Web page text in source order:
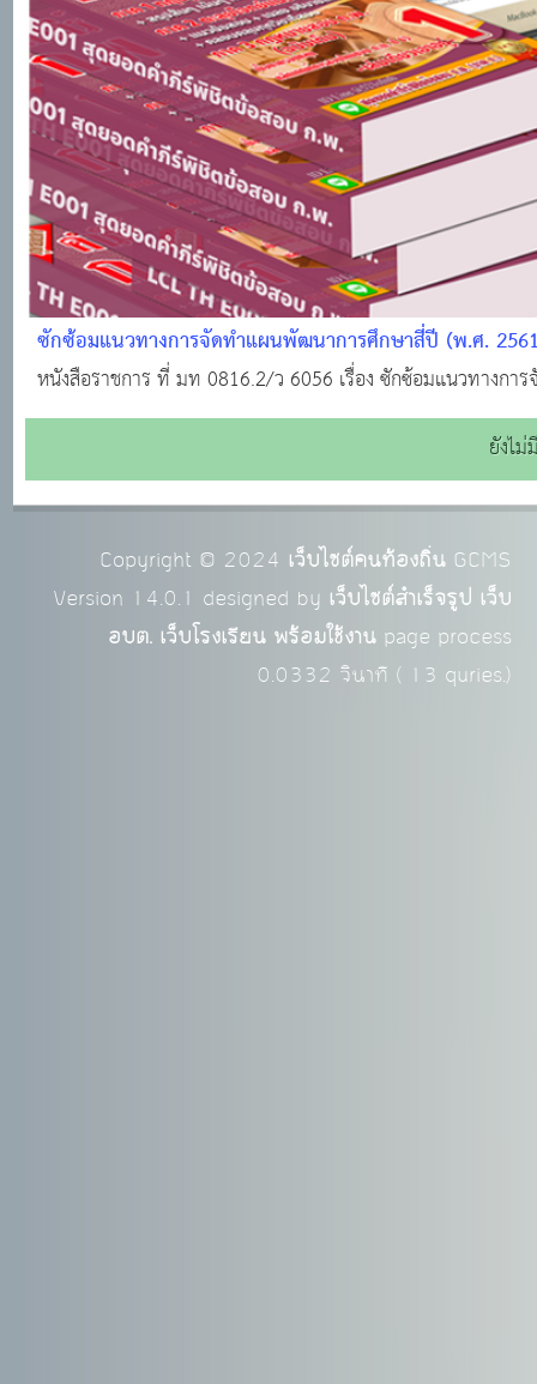
ซักซ้อมแนวทางการจัดทำแผนพัฒนาการศึกษาสี่ปี (พ.ศ.
หนังสือราชการ ที่ มท 0816.2/ว 6056 เรื่อง ซักซ้อมแนวทางก
ยังไ
Copyright © 2024 เว็บไซต์คนท้องถิ่นGCMS
Version 14.0.1 designed by เว็บไซต์สำเร็จรูป เว็บ
อบต. เว็บโรงเรียน พร้อมใช้งานpage process
0.0332 วินาที ( 13 quries.)